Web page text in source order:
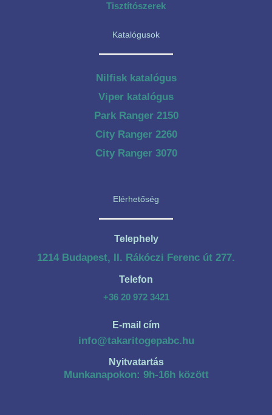
Tisztítószerek
Katalógusok
Nilfisk katalógus
Viper katalógus
Park Ranger 2150
City Ranger 2260
City Ranger 3070
Elérhetőség
Telephely
1214 Budapest, II. Rákóczi Ferenc út 277.
Telefon
+36 20 972 3421
E-mail cím
info@takaritogepabc.hu
Nyitvatartás
Munkanapokon: 9h-16h között